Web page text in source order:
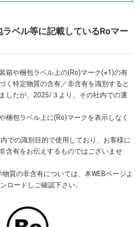
ベル等に記載しているRoマー
箱や梱包ラベル上の(Ro)マーク(※1)の有
く特定物質の含有／非含有を識別すると
したが、2025/３より、その社内での運
梱包ラベル上に(Ro)マークを表示しなく
での識別目的で使用しており、お客様に
含有をお伝えするものではございませ
質の非含有については、本WEBページよ
ロードしご確認下さい。